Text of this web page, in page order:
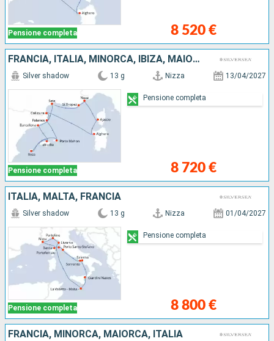
Pensione completa 8 520 €
FRANCIA, ITALIA, MINORCA, IBIZA, MAIORCA, SPAGNA
Pensione completa
Silver shadow 13 g Nizza 13/04/2027
8 720 €
Pensione completa
ITALIA, MALTA, FRANCIA
Pensione completa
Silver shadow 13 g Nizza 01/04/2027
8 800 €
Pensione completa
FRANCIA, MINORCA, MAIORCA, ITALIA